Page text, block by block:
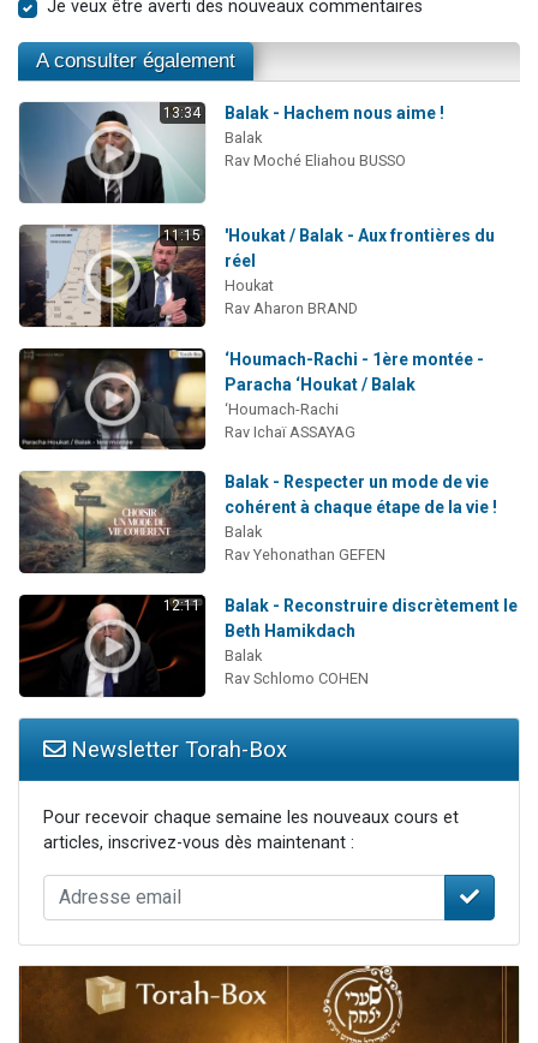
Je veux être averti des nouveaux commentaires
A consulter également
13:34 Balak - Hachem nous aime !
Balak
Rav Moché Eliahou BUSSO
11:15
'Houkat / Balak - Aux frontières du
réel
Houkat
Rav Aharon BRAND
‘Houmach-Rachi - 1ère montée -
Paracha ‘Houkat / Balak
‘Houmach-Rachi
Rav Ichaï ASSAYAG
Balak - Respecter un mode de vie
cohérent à chaque étape de la vie !
Balak
Rav Yehonathan GEFEN
12:11
Balak - Reconstruire discrètement le
Beth Hamikdach
Balak
Rav Schlomo COHEN
Newsletter Torah-Box
Pour recevoir chaque semaine les nouveaux cours et
articles, inscrivez-vous dès maintenant :